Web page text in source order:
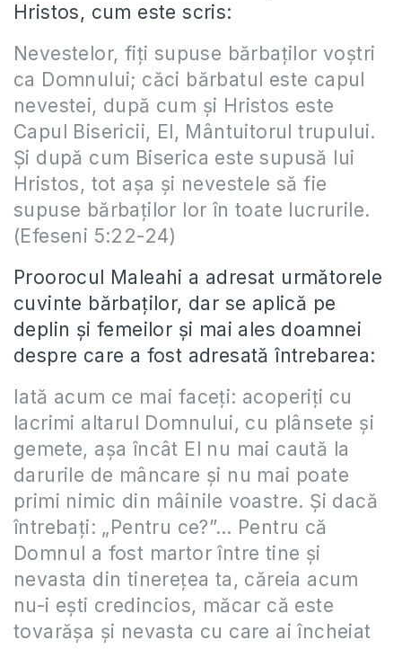
Hristos, cum este scris:
Nevestelor, fiţi supuse bărbaţilor voştri
ca Domnului; căci bărbatul este capul
nevestei, după cum şi Hristos este
Capul Bisericii, El, Mântuitorul trupului.
Şi după cum Biserica este supusă lui
Hristos, tot aşa şi nevestele să fie
supuse bărbaţilor lor în toate lucrurile.
(Efeseni 5:22-24)
Proorocul Maleahi a adresat următorele
cuvinte bărbaților, dar se aplică pe
deplin și femeilor și mai ales doamnei
despre care a fost adresată întrebarea:
Iată acum ce mai faceţi: acoperiţi cu
lacrimi altarul Domnului, cu plânsete şi
gemete, aşa încât El nu mai caută la
darurile de mâncare şi nu mai poate
primi nimic din mâinile voastre. Şi dacă
întrebaţi: „Pentru ce?”… Pentru că
Domnul a fost martor între tine şi
nevasta din tinereţea ta, căreia acum
nu-i eşti credincios, măcar că este
tovarăşa şi nevasta cu care ai încheiat